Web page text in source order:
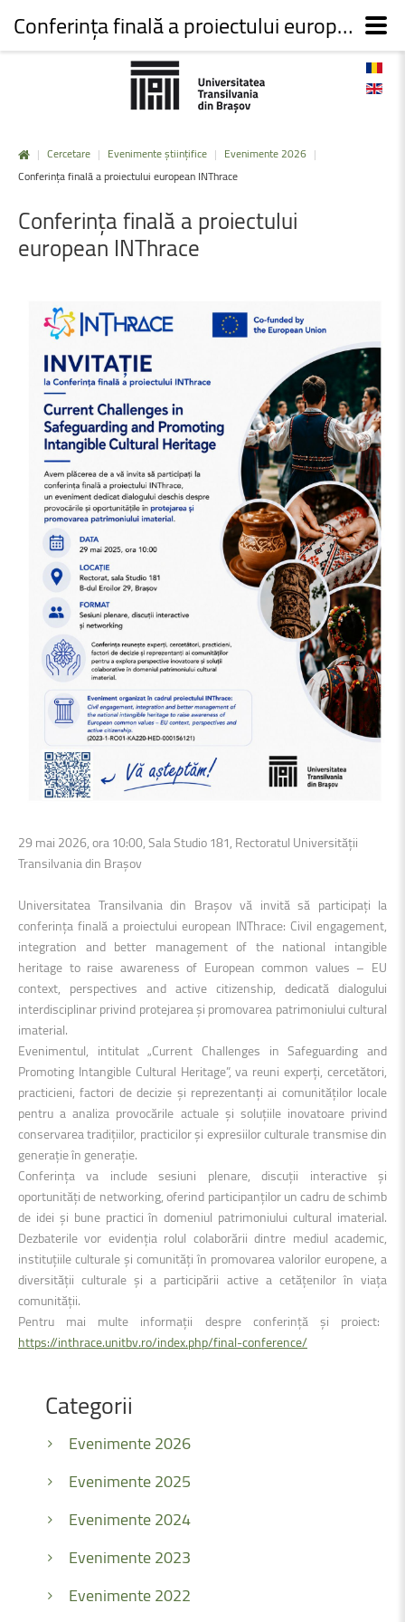
| Cercetare | Evenimente științifice | Evenimente 2026 |
Conferința finală a proiectului european INThrace
Conferințafinală a proiectului
european INThrace
29 mai 2026, ora 10:00, Sala Studio 181, Rectoratul Universității
Transilvania din Brașov
Universitatea Transilvania din Brașov vă invită să participați la
conferința finală a proiectului european INThrace: Civil engagement,
integration and better management of the national intangible
heritage to raise awareness of European common values – EU
context, perspectives and active citizenship, dedicată dialogului
interdisciplinar privind protejarea și promovarea patrimoniului cultural
imaterial.
Evenimentul, intitulat „Current Challenges in Safeguarding and
Promoting Intangible Cultural Heritage”, va reuni experți, cercetători,
practicieni, factori de decizie și reprezentanți ai comunităților locale
pentru a analiza provocările actuale și soluțiile inovatoare privind
conservarea tradițiilor, practicilor și expresiilor culturale transmise din
generație în generație.
Conferința va include sesiuni plenare, discuții interactive și
oportunități de networking, oferind participanților un cadru de schimb
de idei și bune practici în domeniul patrimoniului cultural imaterial.
Dezbaterile vor evidenția rolul colaborării dintre mediul academic,
instituțiile culturale și comunități în promovarea valorilor europene, a
diversității culturale și a participării active a cetățenilor în viața
comunității.
Pentru mai multe informații despre conferință și proiect:
https://inthrace.unitbv.ro/index.php/final-conference/
Categorii
Evenimente 2026
Evenimente 2025
Evenimente 2024
Evenimente 2023
Evenimente 2022
Conferința finală a proiectului european INThrace